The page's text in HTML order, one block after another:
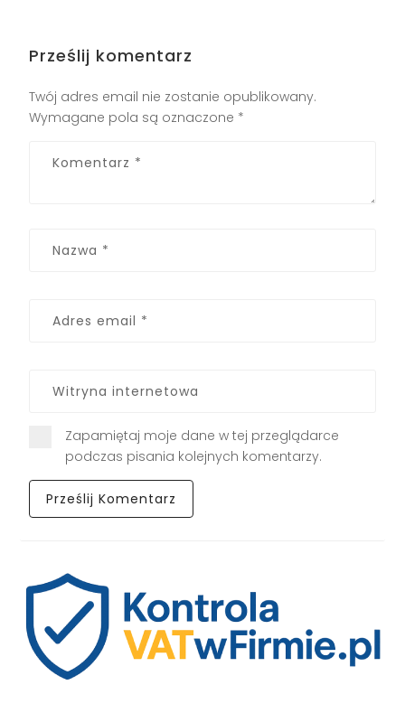
Prześlij komentarz
Twój adres email nie zostanie opublikowany.
Wymagane pola są oznaczone *
Zapamiętaj moje dane w tej przeglądarce
podczas pisania kolejnych komentarzy.